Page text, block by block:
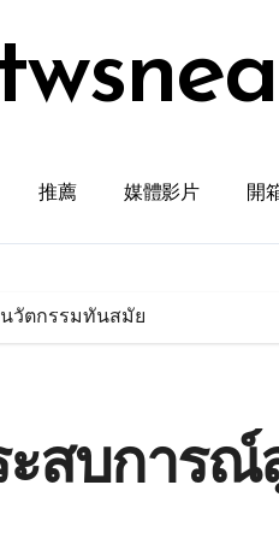
推薦 媒體影片 開
วัตกรรมทันสมัย
ะสบการ